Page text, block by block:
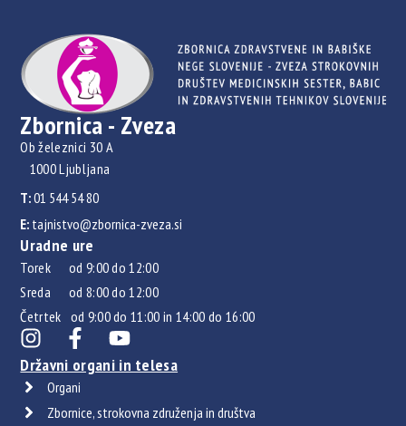
Zbornica - Zveza
Ob železnici 30 A
1000 Ljubljana
T:01 544 54 80
E: tajnistvo@zbornica-zveza.si
Uradne ure
Torek od 9:00 do 12:00
Sreda od 8:00 do 12:00
Četrtek od 9:00 do 11:00 in 14:00 do 16:00
Državni organi in telesa
Organi
Zbornice, strokovna združenja in društva